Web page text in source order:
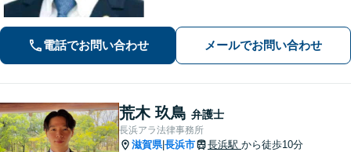
求など幅広く対応【オンライン面談】
【彦根駅7分】
電話でお問い合わせ メールでお問い合わせ
荒木 玖鳥 弁護士
長浜アラ法律事務所
滋賀県|長浜市 長浜駅 から徒歩10分